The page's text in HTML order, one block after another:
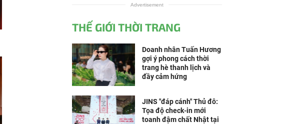
Advertisement
THẾ GIỚI THỜI TRANG
Doanh nhân Tuấn Hương
gợi ý phong cách thời
trang hè thanh lịch và
đầy cảm hứng
JINS "đáp cánh" Thủ đô:
Tọa độ check-in mới
toanh đậm chất Nhật tại